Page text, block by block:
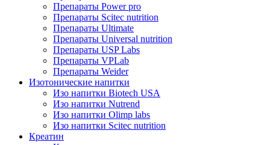
Препараты Power pro
Препараты Scitec nutrition
Препараты Ultimate
Препараты Universal nutrition
Препараты USP Labs
Препараты VPLab
Препараты Weider
Изотонические напитки
Изо напитки Biotech USA
Изо напитки Nutrend
Изо напитки Olimp labs
Изо напитки Scitec nutrition
Креатин